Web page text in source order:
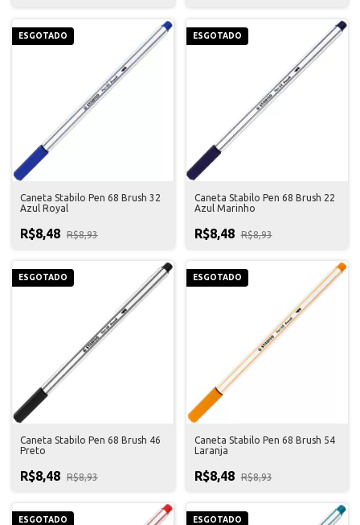
ESGOTADO
Caneta Stabilo Pen 68 Brush 32
Azul Royal
R$8,48 R$8,93
ESGOTADO
Caneta Stabilo Pen 68 Brush 22
Azul Marinho
R$8,48 R$8,93
ESGOTADO
Caneta Stabilo Pen 68 Brush 46
Preto
R$8,48 R$8,93
ESGOTADO
Caneta Stabilo Pen 68 Brush 54
Laranja
R$8,48 R$8,93
ESGOTADO ESGOTADO